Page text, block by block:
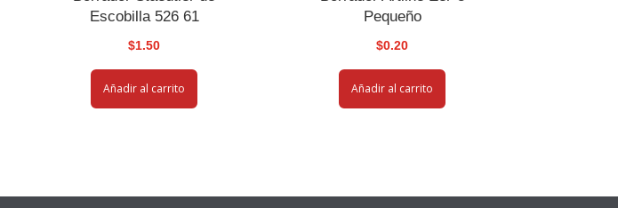
Escobilla 526 61
$1.50
Añadir al carrito
Pequeño
$0.20
Añadir al carrito